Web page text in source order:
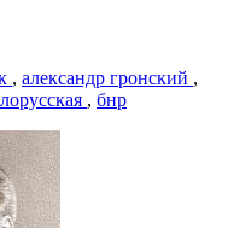
, александр гронский ,
, бнр